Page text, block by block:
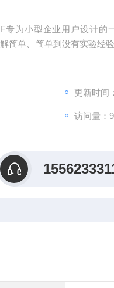
简单、简单到没有实验经
更新时间
访问量：